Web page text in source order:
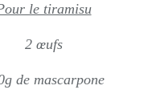
le tiramisu
2 œufs
de mascarpone